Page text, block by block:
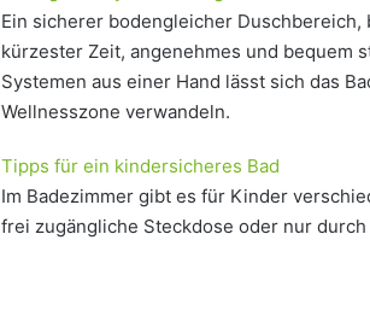
Ein sicherer bodengleicher Duschbereich,
kürzester Zeit, angenehmes und bequem
Systemen aus einer Hand lässt sich das
Wellnesszone verwandeln.
Tipps für ein kindersicheres Bad
Im Badezimmer gibt es für Kinder
frei zugängliche Steckdose oder nur